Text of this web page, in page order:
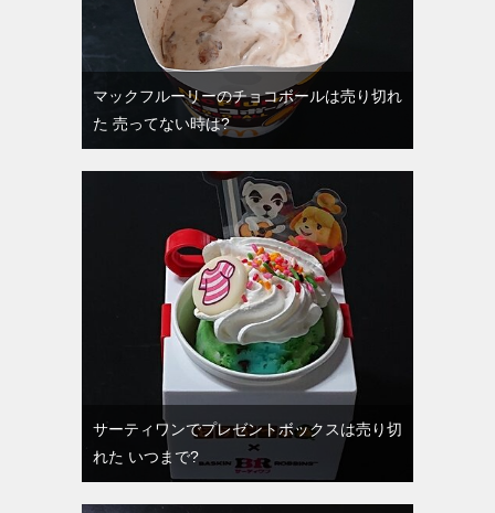
マックフルーリーのチョコボールは売り切れ
た 売ってない時は?
サーティワンでプレゼントボックスは売り切
れた いつまで?